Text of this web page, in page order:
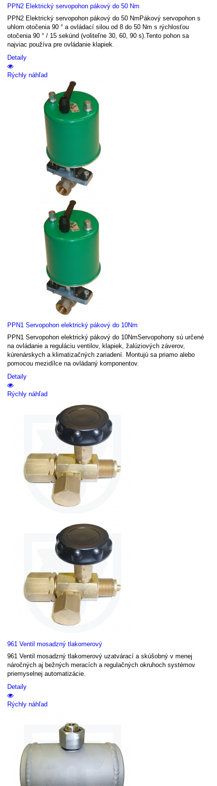
PPN2 Elektrický servopohon pákový do 50 Nm
PPN2 Elektrický servopohon pákový do 50 NmPákový servopohon s
uhlom otočenia 90 ° a ovládací silou od 8 do 50 Nm s rýchlosťou
otočenia 90 ° / 15 sekúnd (voliteľne 30, 60, 90 s).Tento pohon sa
najviac používa pre ovládanie klapiek.
Detaily
Rýchly náhľad
PPN1 Servopohon elektrický pákový do 10Nm
PPN1 Servopohon elektrický pákový do 10NmServopohony sú určené
na ovládanie a reguláciu ventilov, klapiek, žalúziových záverov,
kúrenárskych a klimatizačných zariadení. Montujú sa priamo alebo
pomocou mezidílce na ovládaný komponentov.
Detaily
Rýchly náhľad
961 Ventil mosadzný tlakomerový
961 Ventil mosadzný tlakomerový uzatvárací a skúšobný v menej
náročných aj bežných meracích a regulačných okruhoch systémov
priemyselnej automatizácie.
Detaily
Rýchly náhľad